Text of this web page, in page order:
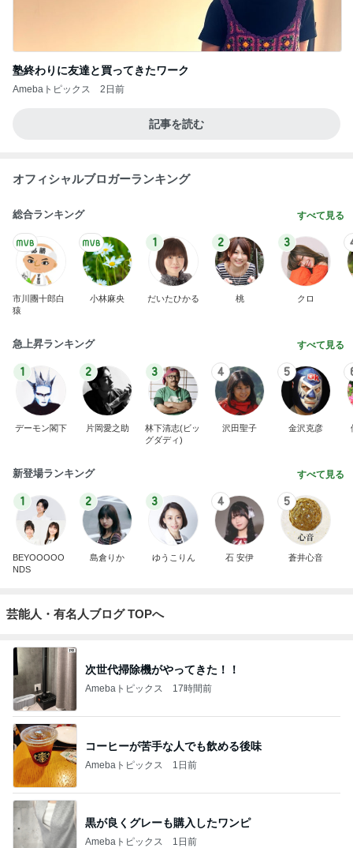
塾終わりに友達と買ってきたワーク
Amebaトピックス 2日前
記事を読む
オフィシャルブロガーランキング
総合ランキング すべて見る
市川團十郎白
猿
小林麻央
1
だいたひかる
2
桃
3
クロ
急上昇ランキング すべて見る
1
デーモン閣下
2
片岡愛之助
3
林下清志(ビッ
グダディ)
4
沢田聖子
5
金沢克彦
新登場ランキング すべて見る
1
BEYOOOOO
NDS
2
島倉りか
3
ゆうこりん
4
石 安伊
5
蒼井心音
芸能人・有名人ブログ TOPへ
次世代掃除機がやってきた！！
Amebaトピックス 17時間前
コーヒーが苦手な人でも飲める後味
Amebaトピックス 1日前
黒が良くグレーも購入したワンピ
Amebaトピックス 1日前